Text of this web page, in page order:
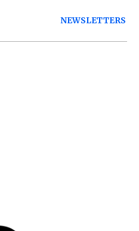
NEWSLETTERS